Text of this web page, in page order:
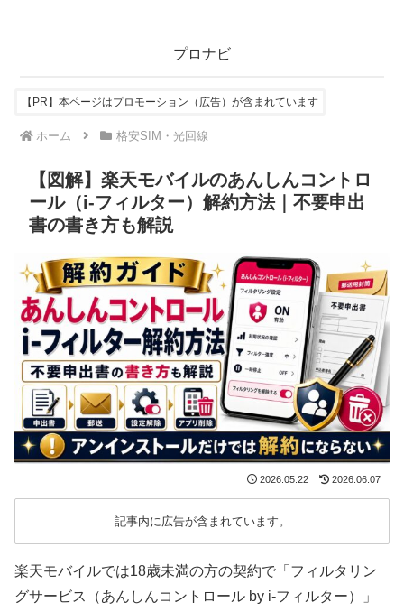
プロナビ
【PR】本ページはプロモーション（広告）が含まれています
ホーム 格安SIM・光回線
【図解】楽天モバイルのあんしんコントロ
ール（i-フィルター）解約方法｜不要申出
書の書き方も解説
2026.05.22 2026.06.07
記事内に広告が含まれています。
楽天モバイルでは18歳未満の方の契約で「フィルタリン
グサービス（あんしんコントロール by i-フィルター）」